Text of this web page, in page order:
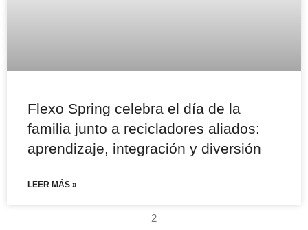
Flexo Spring celebra el día de la
familia junto a recicladores aliados:
aprendizaje, integración y diversión
LEER MÁS »
2